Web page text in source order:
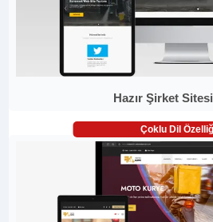
Hazır Şirket
Çoklu Dil